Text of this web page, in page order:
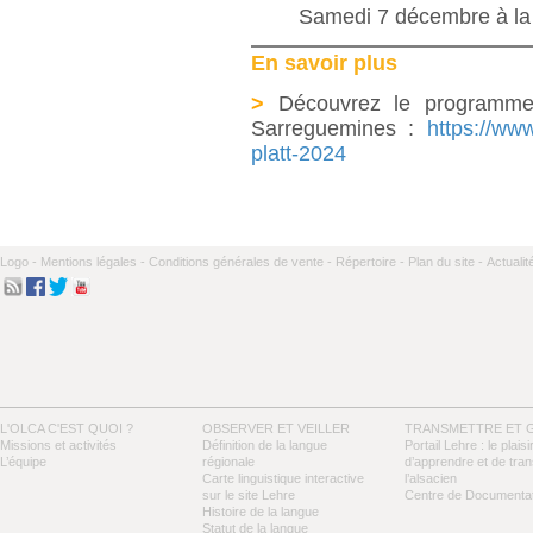
Samedi 7 décembre à
En savoir plus
> Découvrez le
Sarreguemines : https://
platt-2024
Logo - Mentions légales - Conditions générales de vente - Répertoire - Plan du site -
L'OLCA C'EST QUOI ?
Missions et activités
L’équipe
OBSERVER ET VEILLER
Définition de la langue
régionale
Carte linguistique interactive
sur le site Lehre
Histoire de la langue
Statut de la langue
TRANSMETTRE ET
Portail Lehre : le plaisir
d’apprendre et de
l’alsacien
Centre de